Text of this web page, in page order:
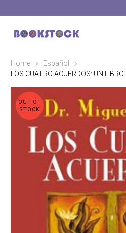
Home
Español
LOS CUATRO ACUERDOS: UN
OUT OF
STOCK